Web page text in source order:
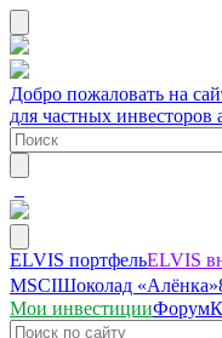
Добро пожаловать на
для частных инвесторов
ELVIS портфельELVIS
MSCIШоколад «Алёнка»
Мои инвестицииФорум